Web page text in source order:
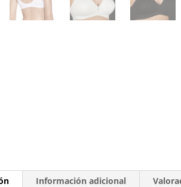
Información adicional